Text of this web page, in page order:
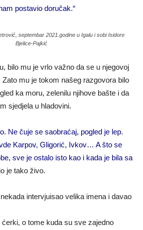
postavio doručak.“
septembar 2021.godine u Igalu i sobi Isidore
Bjelice-Pajkić
bilo mu je vrlo važno da se u njegovoj
mu je tokom našeg razgovora bilo
ka moru, zelenilu njihove bašte i da
sjedjela u hladovini.
Ne čuje se saobraćaj, pogled je lep.
Karpov, Gligorić, Ivkov… A što se
sve je ostalo isto kao i kada je bila sa
je tako živo.
intervjuisao velika imena i davao
o tome kuda su sve zajedno